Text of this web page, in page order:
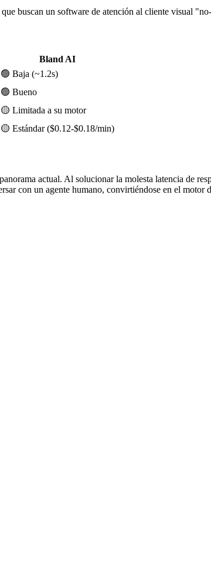
buscan un software de atención al cliente visual
Bland AI
🟢 Baja (~1.2s)
🟢 Bueno
🟡 Limitada a su motor
🟡 Estándar ($0.12-$0.18/min)
actual. Al solucionar la molesta latencia de
con un agente humano, convirtiéndose en el